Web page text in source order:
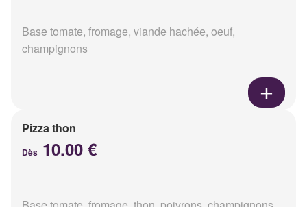
Base tomate, fromage, viande hachée, oeuf,
champignons
Pizza thon
Dès 10.00 €